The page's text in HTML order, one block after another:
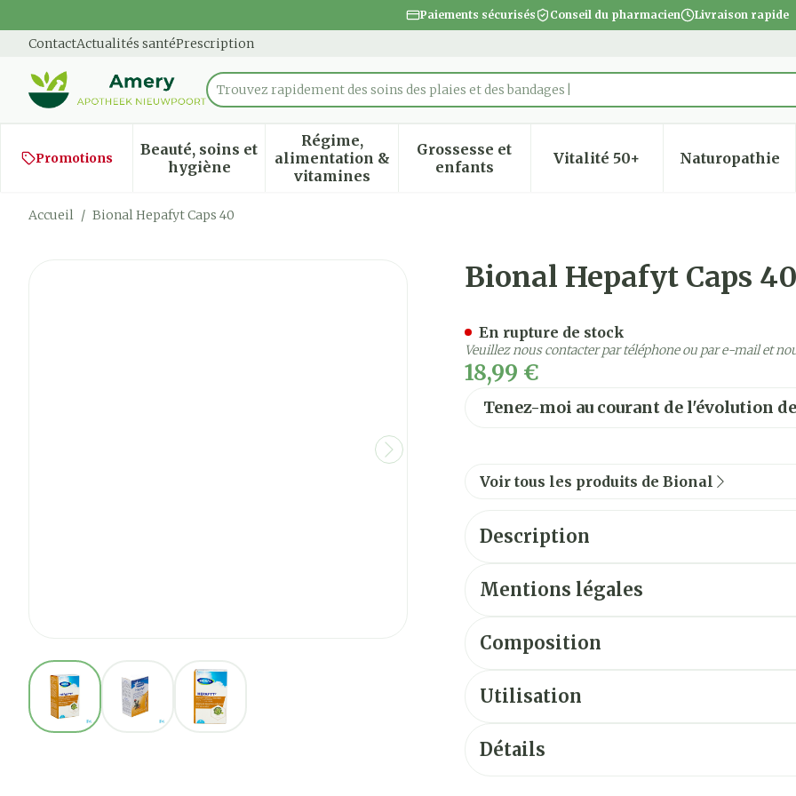
Paiements sécurisés Conseil du pharmacien Livraison rapide
ContactActualités santéPrescription
Rechercher
Trouvez rapidement des soins des plaies et des bandages
Promotions
Beauté, soins et
hygièneAfficher le sous-menu pour la catégorie Beauté, soins et hygiène
Régime,
alimentation &
vitamines
Afficher le sous-menu pour la catégorie Régime,
Grossesse et
enfantsAfficher le sous-menu pour la catégorie
Vitalité 50+Afficher le sous-menu
Naturopathie
Afficher
Accueil / Bional Hepafyt Caps 40
View larger imageView larger imageView larger image
Bional Hepafyt Caps 40
18,99 €
Tenez-moi au courant de l'évolution
En rupture de stock
Veuillez nous contacter par téléphone ou par e-mail et
Voir tous les produits de Bional
Description
Mentions légales
Composition
soja
Utilisation
Détails